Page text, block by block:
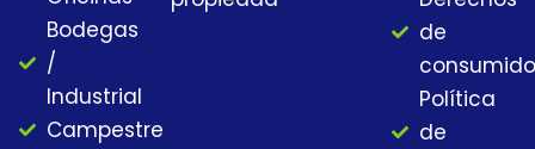
Bodegas
/
Industrial
Campestre
de
Política
de